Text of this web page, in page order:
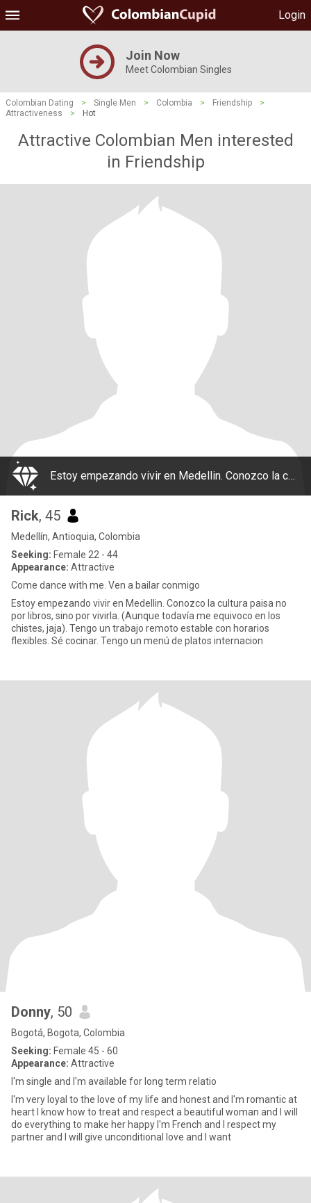
Login
Join Now
Meet Colombian Singles
Colombian Dating > Single Men > Colombia > Friendship
>
Attractiveness
> Hot
Attractive Colombian Men interested
in Friendship
Estoy empezando vivir en Medellin. Conozco la cultura paisa no por libros, sino por vivirla. (Aunque todavía me equivoco en los chistes, jaja). Tengo un trabajo remoto estable con horarios flexibles. Sé cocinar. Tengo un menú de platos internacion
Rick, 45
Medellín, Antioquia, Colombia
Seeking: Female 22 - 44
Appearance: Attractive
Come dance with me. Ven a bailar conmigo
Estoy empezando vivir en Medellin. Conozco la cultura paisa no
por libros, sino por vivirla. (Aunque todavía me equivoco en los
chistes, jaja). Tengo un trabajo remoto estable con horarios
flexibles. Sé cocinar. Tengo un menú de platos internacion
Donny, 50
Bogotá, Bogota, Colombia
Seeking: Female 45 - 60
Appearance: Attractive
I'm single and I'm available for long term relatio
I'm very loyal to the love of my life and honest and I'm romantic at
heart I know how to treat and respect a beautiful woman and I will
do everything to make her happy I'm French and I respect my
partner and I will give unconditional love and I want